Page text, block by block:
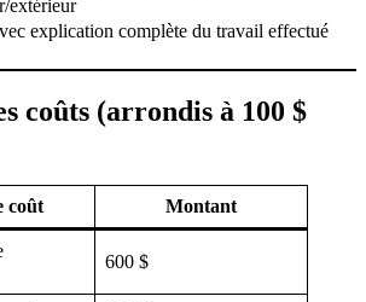
extérieur
explication complète du travail effectué
coûts (arrondis à 100 $
coût Montant
600 $